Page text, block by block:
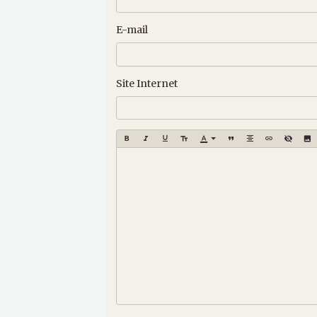
E-mail
Site Internet